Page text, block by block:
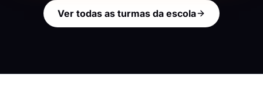
Ver todas as turmas da escola